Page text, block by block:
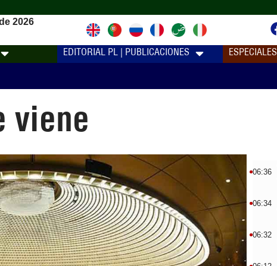
2026
EDITORIAL PL | PUBLICACIONES ESPECIALES
viene
06:36
06:34
06:32